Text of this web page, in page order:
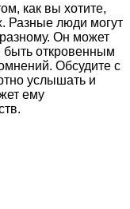
как вы хотите,
Разные люди могут
Он может
быть откровенным
Обсудите с
услышать и
ему